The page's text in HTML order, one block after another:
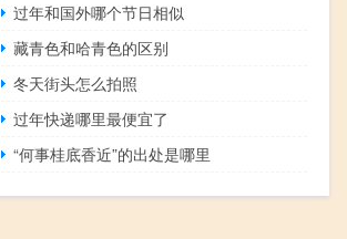
过年和国外哪个节日相似
藏青色和哈青色的区别
冬天街头怎么拍照
过年快递哪里最便宜了
“何事桂底香近”的出处是哪里